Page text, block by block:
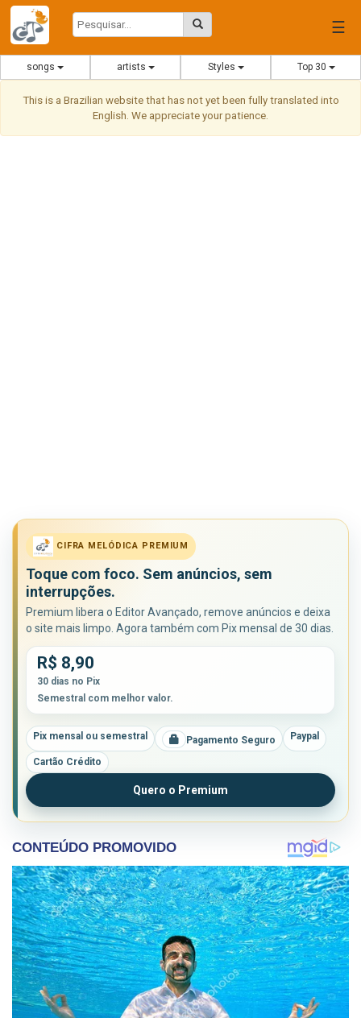
☰
songs artists Styles Top 30
This is a Brazilian website that has not yet been fully translated into
English. We appreciate your patience.
CIFRA MELÓDICA PREMIUM
Toque com foco. Sem anúncios, sem
interrupções.
Premium libera o Editor Avançado, remove anúncios e deixa
o site mais limpo. Agora também com Pix mensal de 30 dias.
R$ 8,90
30 dias no Pix
Semestral com melhor valor.
Pix mensal ou semestral Pagamento Seguro Paypal
Cartão Crédito
Quero o Premium